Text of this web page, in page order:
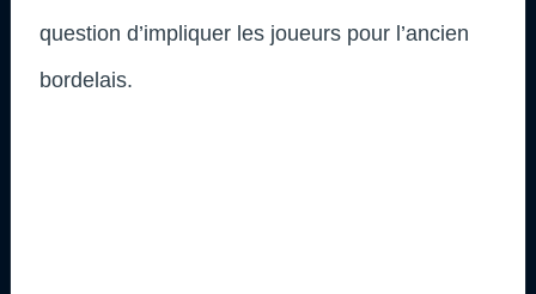
question d’impliquer les joueurs pour l’ancien
bordelais.